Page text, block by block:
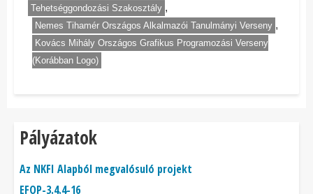
Tehetséggondozási Szakosztály
Nemes Tihamér Országos Alkalmazói Tanulmányi Verseny
Kovács Mihály Országos Grafikus Programozási Verseny
(Korábban Logo)
Pályázatok
Az NKFI Alapból megvalósuló projekt
EFOP-3.4.4-16